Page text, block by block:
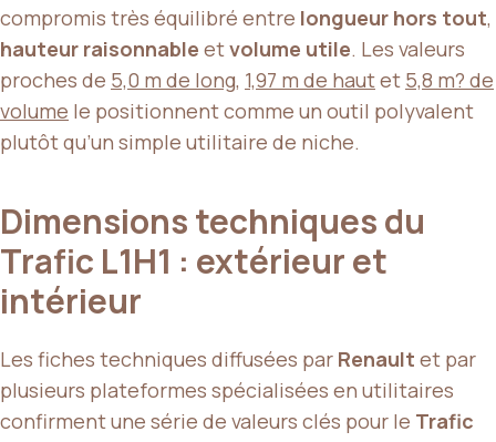
compromis très équilibré entre longueur hors tout,
hauteur raisonnable etvolume utile. Les valeurs
proches de 5,0 m de long, 1,97 m de hautet 5,8 m? de
volume le positionnent comme un outil polyvalent
plutôt qu’un simple utilitaire de niche.
Dimensions techniques du
Trafic L1H1 : extérieur et
intérieur
Les fiches techniques diffusées par Renault et par
plusieurs plateformes spécialisées en utilitaires
confirment une série de valeurs clés pour le Trafic